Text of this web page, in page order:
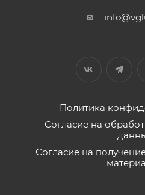
Политика
Согласие на
Согласие на